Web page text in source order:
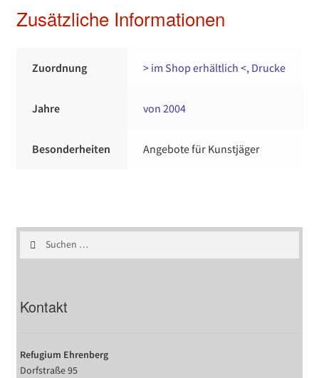
Zusätzliche Informationen
Zuordnung > im Shop erhältlich <, Drucke
Jahre von 2004
Besonderheiten Angebote für Kunstjäger
Suchen
Kontakt
Refugium Ehrenberg
Dorfstraße 95